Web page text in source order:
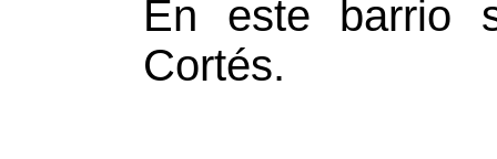
En este barrio
Cortés.